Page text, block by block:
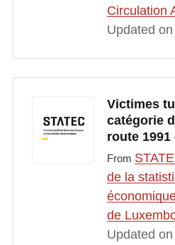
Circulation
Updated
Victimes
catégorie
route 1991
From
de la
de
Updated